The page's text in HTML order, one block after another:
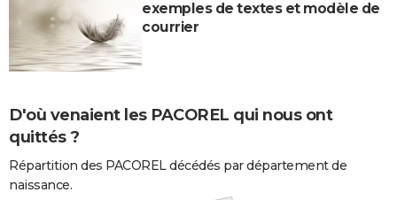
exemples de textes et modèle de
courrier
D'où venaient les PACOREL qui nous ont
quittés ?
Répartition des PACOREL décédés par département de
naissance.